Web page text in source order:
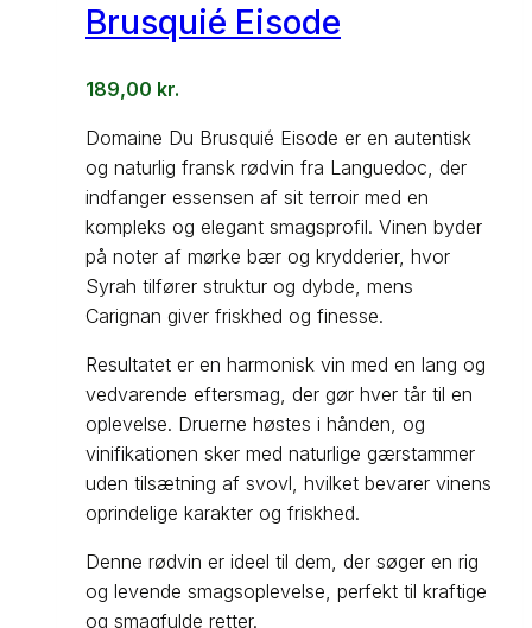
Brusquié Eisode
189,00 kr.
Domaine Du Brusquié Eisode er en autentisk
og naturlig fransk rødvin fra Languedoc, der
indfanger essensen af sit terroir med en
kompleks og elegant smagsprofil. Vinen byder
på noter af mørke bær og krydderier, hvor
Syrah tilfører struktur og dybde, mens
Carignan giver friskhed og finesse.
Resultatet er en harmonisk vin med en lang og
vedvarende eftersmag, der gør hver tår til en
oplevelse. Druerne høstes i hånden, og
vinifikationen sker med naturlige gærstammer
uden tilsætning af svovl, hvilket bevarer vinens
oprindelige karakter og friskhed.
Denne rødvin er ideel til dem, der søger en rig
og levende smagsoplevelse, perfekt til kraftige
og smagfulde retter.